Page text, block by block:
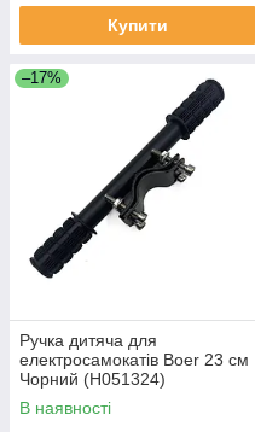
Купити
–17%
Ручка дитяча для
електросамокатів Boer 23 см
Чорний (H051324)
В наявності